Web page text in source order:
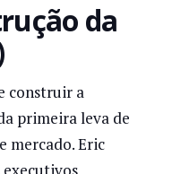
da
construir a
primeira leva de
mercado. Eric
executivos